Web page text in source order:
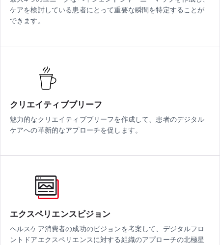
ケアを検討している患者にとって重要な瞬間を特定することが
できます。
クリエイティブブリーフ
魅力的なクリエイティブブリーフを作成して、患者のデジタル
ケアへの革新的なアプローチを促します。
エクスペリエンスビジョン
ヘルスケア消費者の成功のビジョンを考案して、デジタルフロ
ントドアエクスペリエンスに対する組織のアプローチの北極星